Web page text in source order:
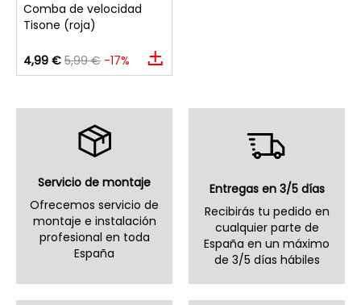
Comba de velocidad
Tisone (roja)
4,99 € 5,99 € -17%
Servicio de montaje
Ofrecemos servicio de
montaje e instalación
profesional en toda
España
Entregas en 3/5 días
Recibirás tu pedido en
cualquier parte de
España en un máximo
de 3/5 días hábiles